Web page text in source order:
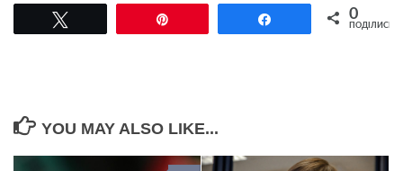
Поділитися0
ПОДІЛИСЬ
YOU MAY ALSO LIKE...